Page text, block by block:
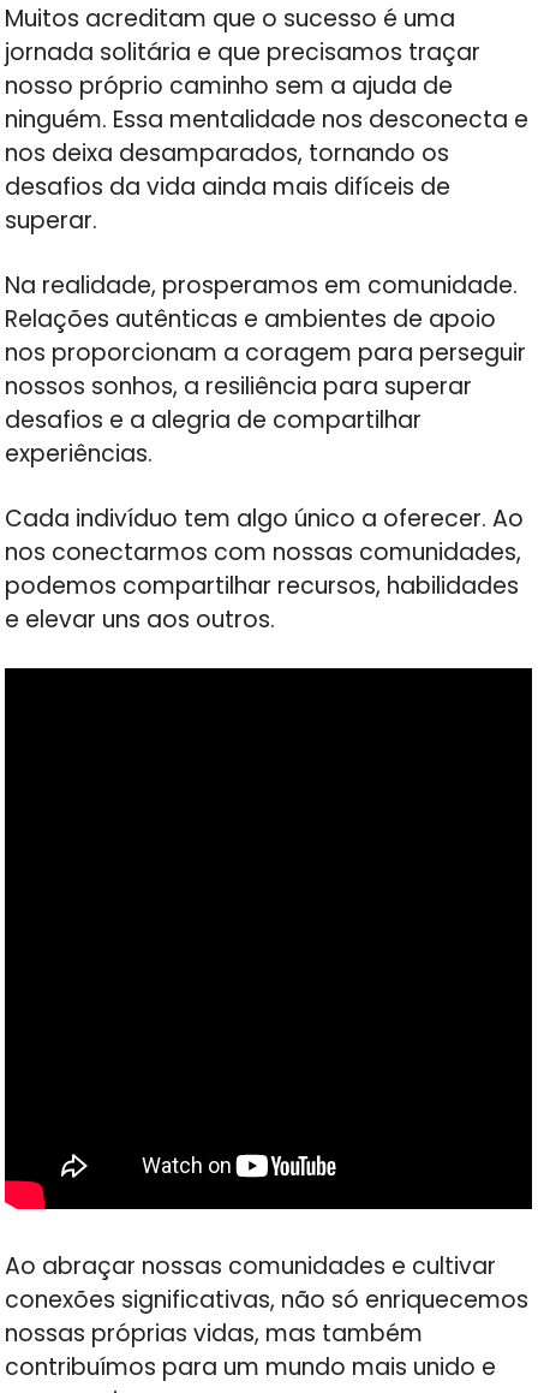
Muitos acreditam que o sucesso é uma
jornada solitária e que precisamos traçar
nosso próprio caminho sem a ajuda de
ninguém. Essa mentalidade nos desconecta e
nos deixa desamparados, tornando os
desafios da vida ainda mais difíceis de
superar.
Na realidade, prosperamos em comunidade.
Relações autênticas e ambientes de apoio
nos proporcionam a coragem para perseguir
nossos sonhos, a resiliência para superar
desafios e a alegria de compartilhar
experiências.
Cada indivíduo tem algo único a oferecer. Ao
nos conectarmos com nossas comunidades,
podemos compartilhar recursos, habilidades
e elevar uns aos outros.
Ao abraçar nossas comunidades e cultivar
conexões significativas, não só enriquecemos
nossas próprias vidas, mas também
contribuímos para um mundo mais unido e